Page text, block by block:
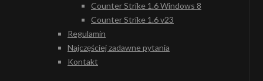
Counter Strike 1.6 Windows 8
Counter Strike 1.6 v23
Regulamin
Najczęściej zadawne pytania
Kontakt